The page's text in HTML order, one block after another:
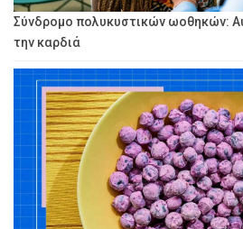
Σύνδρομο πολυκυστικών ωοθηκών:
την καρδιά